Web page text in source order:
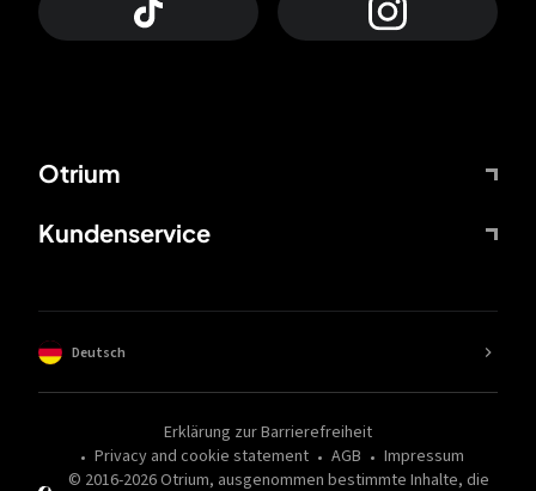
Otrium
Kundenservice
© 2016-2026Otrium, ausgenommen bestimmte Inhalte, die
Erklärung zur Barrierefreiheit
Privacy and cookie statement
AGB Impressum
Deutsch